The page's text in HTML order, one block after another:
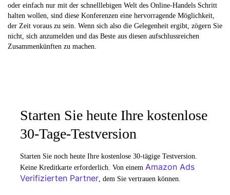
oder einfach nur mit der schnelllebigen Welt des Online-Handels Schritt
halten wollen, sind diese Konferenzen eine hervorragende Möglichkeit,
der Zeit voraus zu sein. Wenn sich also die Gelegenheit ergibt, zögern Sie
nicht, sich anzumelden und das Beste aus diesen aufschlussreichen
Zusammenkünften zu machen.
Starten Sie heute Ihre kostenlose
30-Tage-Testversion
Starten Sie noch heute Ihre kostenlose 30-tägige Testversion.
Keine Kreditkarte erforderlich. Von einem Amazon Ads
Verifizierten Partner, dem Sie vertrauen können.